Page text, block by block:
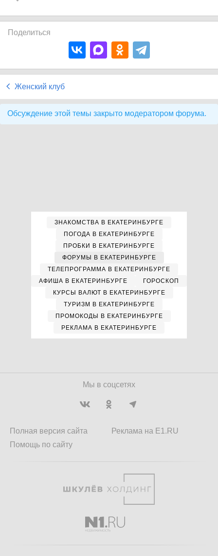
Поделиться
Женский клуб
Обсуждение этой темы закрыто модератором форума.
ЗНАКОМСТВА В ЕКАТЕРИНБУРГЕ
ПОГОДА В ЕКАТЕРИНБУРГЕ
ПРОБКИ В ЕКАТЕРИНБУРГЕ
ФОРУМЫ В ЕКАТЕРИНБУРГЕ
ТЕЛЕПРОГРАММА В ЕКАТЕРИНБУРГЕ
АФИША В ЕКАТЕРИНБУРГЕ
ГОРОСКОП
КУРСЫ ВАЛЮТ В ЕКАТЕРИНБУРГЕ
ТУРИЗМ В ЕКАТЕРИНБУРГЕ
ПРОМОКОДЫ В ЕКАТЕРИНБУРГЕ
РЕКЛАМА В ЕКАТЕРИНБУРГЕ
Мы в соцсетях
Полная версия сайта
Помощь по сайту
Реклама на E1.RU